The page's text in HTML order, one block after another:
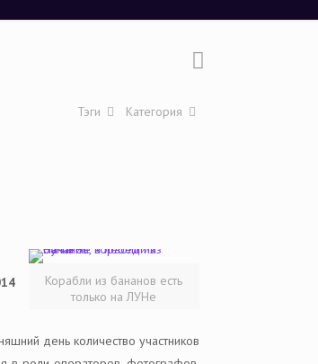
Категория
Тэги
Корабли из бананов есть
только на ЛУНе
день количество участников